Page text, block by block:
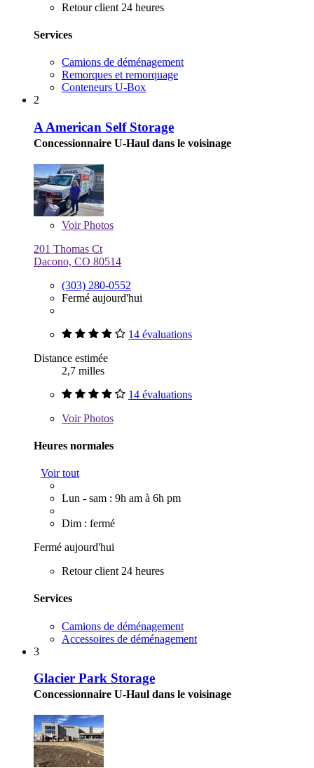
Retour client 24 heures
Services
Camions de déménagement
Remorques et remorquage
Conteneurs U-Box
2
A American Self Storage
Concessionnaire U-Haul dans le voisinage
VoirPhotos
201 Thomas Ct
Dacono, CO 80514
(303) 280-0552
Fermé aujourd'hui
14 évaluations
Distance estimée
2,7 milles
14 évaluations
VoirPhotos
Heures normales
Voir tout
Lun - sam : 9h am à 6h pm
Dim : fermé
Fermé aujourd'hui
Retour client 24 heures
Services
Camions de déménagement
Accessoires de déménagement
3
Glacier Park Storage
Concessionnaire U-Haul dans le voisinage